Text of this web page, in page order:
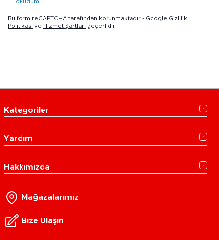
okudum.
Bu form reCAPTCHA tarafından korunmaktadır - Google Gizlilik
Politikası ve Hizmet Şartları geçerlidir.
Kategoriler
Yardım
Hakkımızda
Mağazalarımız
Bize Ulaşın